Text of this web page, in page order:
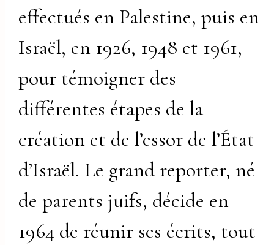
effectués en Palestine, puis en
Israël, en 1926, 1948 et 1961,
pour témoigner des
différentes étapes de la
création et de l’essor de l’État
d’Israël. Le grand reporter, né
de parents juifs, décide en
1964 de réunir ses écrits, tout